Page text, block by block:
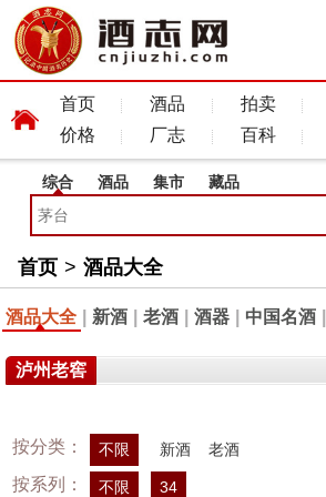
首页 酒品 拍卖
价格
厂志 百科
综合 酒品 集市 藏品
首页 > 酒品大全
酒品大全 新酒 老酒 酒器 中国名酒
泸州老窖
按分类： 不限 新酒 老酒
按系列： 不限 34